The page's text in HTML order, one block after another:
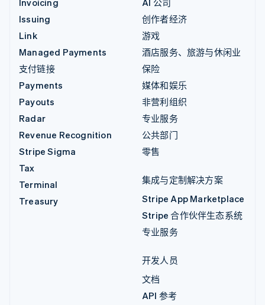
Issuing
Link
Managed Payments
支付链接
Payments
Payouts
Radar
Revenue Recognition
Stripe Sigma
Tax
Terminal
Treasury
创作者经济
游戏
酒店服务、旅游与休闲业
保险
媒体和娱乐
非营利组织
专业服务
公共部门
零售
集成与定制解决方案
Stripe App Marketplace
Stripe 合作伙伴生态系统
专业服务
开发人员
文档
API 参考